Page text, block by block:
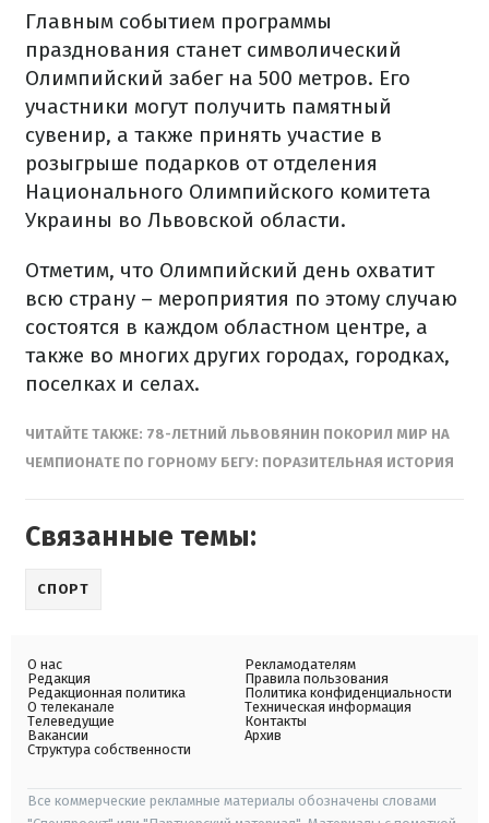
Главным событием программы
празднования станет символический
Олимпийский забег на 500 метров. Его
участники могут получить памятный
сувенир, а также принять участие в
розыгрыше подарков от отделения
Национального Олимпийского комитета
Украины во Львовской области.
Отметим, что Олимпийский день охватит
всю страну – мероприятия по этому случаю
состоятся в каждом областном центре, а
также во многих других городах, городках,
поселках и селах.
ЧИТАЙТЕ ТАКЖЕ: 78-ЛЕТНИЙ ЛЬВОВЯНИН ПОКОРИЛ МИР НА
ЧЕМПИОНАТЕ ПО ГОРНОМУ БЕГУ: ПОРАЗИТЕЛЬНАЯ ИСТОРИЯ
Связанные темы:
СПОРТ
О нас
Редакция
Редакционная политика
О телеканале
Телеведущие
Вакансии
Структура собственности
Рекламодателям
Правила пользования
Политика конфиденциальности
Техническая информация
Контакты
Архив
Все коммерческие рекламные материалы обозначены словами